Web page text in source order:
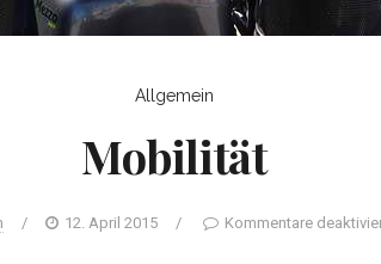
Allgemein
Mobilität
/ 12. April 2015 / Kommentare